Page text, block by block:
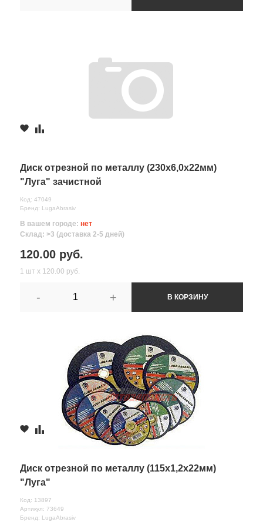
Диск отрезной по металлу (230х6,0х22мм)
"Луга" зачистной
Код: 47049
Бренд: LugaAbrasiv
В вашем городе: нет
Склад: >3 (доставка 2-5 дней)
120.00 руб.
1 шт х 120.00 руб.
- + В КОРЗИНУ
Диск отрезной по металлу (115х1,2х22мм)
"Луга"
Код: 13897
Артикул: 73649
Бренд: LugaAbrasiv